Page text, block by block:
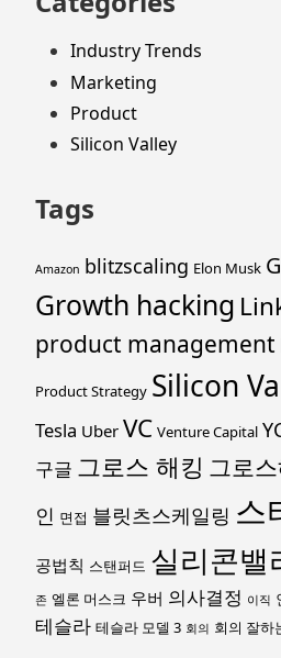
Industry Trends
Marketing
Product
Silicon Valley
Tags
Amazon blitzscaling Elon Musk
Growth hacking
product management
Product Strategy Silicon
Tesla Uber VC Venture Capital
구글 그로스 해킹 그로
인 면접 블릿츠스케일링 스
공법칙 스탠퍼드 실리콘밸
존 엘론 머스크 우버 의사결정 이직
테슬라 테슬라 모델 3 회의 회의 잘하